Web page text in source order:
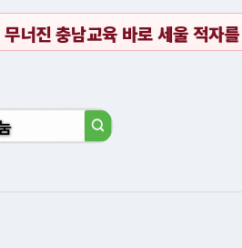
를 찾자, 후보 단일화 긴급 제안